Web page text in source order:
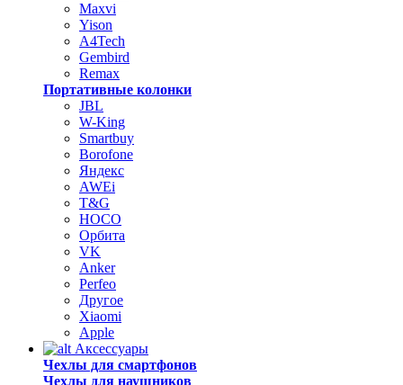
Maxvi
Yison
A4Tech
Gembird
Remax
Портативные колонки
JBL
W-King
Smartbuy
Borofone
Яндекс
AWEi
T&G
HOCO
Орбита
VK
Anker
Perfeo
Другое
Xiaomi
Apple
Аксессуары
Чехлы для смартфонов
Чехлы для наушников